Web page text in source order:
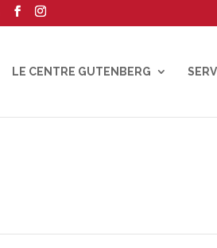
LE CENTRE GUTENBERG